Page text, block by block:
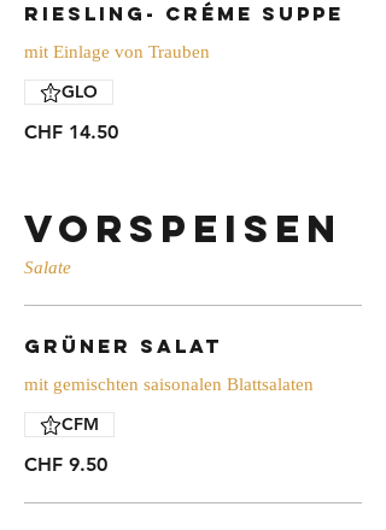
Riesling- Créme Suppe
mit Einlage von Trauben
CHF 14.50
GLO
Vorspeisen
Salate
Grüner Salat
mit gemischten saisonalen Blattsalaten
CHF 9.50
CFM